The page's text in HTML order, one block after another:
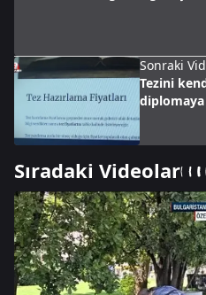
Sonraki
Tezini
diplomaya
Sıradaki Videolar